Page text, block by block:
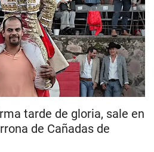
tarde de gloria, sale en
de Cañadas de